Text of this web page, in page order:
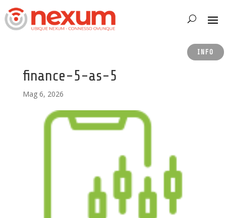
INFO
finance-5-as-5
Mag 6, 2026